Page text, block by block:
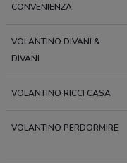
CONVENIENZA
VOLANTINO DIVANI &
DIVANI
VOLANTINO RICCI CASA
VOLANTINO PERDORMIRE